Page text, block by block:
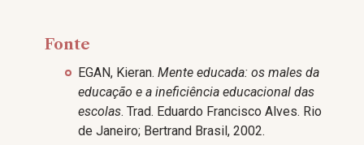
Fonte
EGAN, Kieran. Mente educada: os males da
educação e a ineficiência educacional das
escolas. Trad. Eduardo Francisco Alves. Rio
de Janeiro; Bertrand Brasil, 2002.